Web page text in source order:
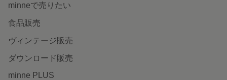
minneで売りたい
食品販売
ヴィンテージ販売
ダウンロード販売
minne PLUS